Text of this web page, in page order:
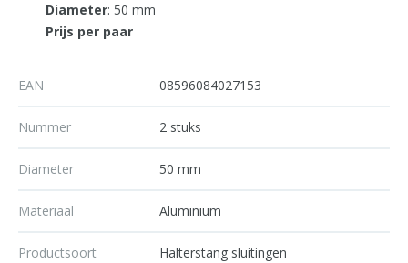
Diameter: 50 mm
Prijs per paar
EAN 08596084027153
Nummer 2 stuks
Diameter 50 mm
Materiaal Aluminium
Productsoort Halterstang sluitingen